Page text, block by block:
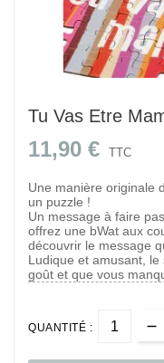
Tu Vas Etre
11,90 € TTC
Une manière originale
un puzzle !
Un message à faire
offrez une bWat aux
découvrir le message
Ludique et amusant, le
goût et que vous
QUANTITÉ :